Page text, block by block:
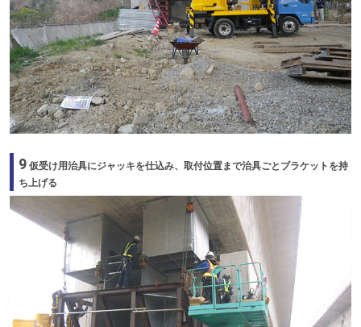
9 仮受け用治具にジャッキを仕込み、取付位置まで治具ごとブラケットを持
ち上げる